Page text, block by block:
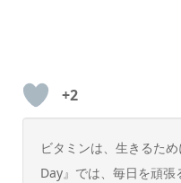
+2
ビタミンは、生きるた
Day』では、毎日を頑